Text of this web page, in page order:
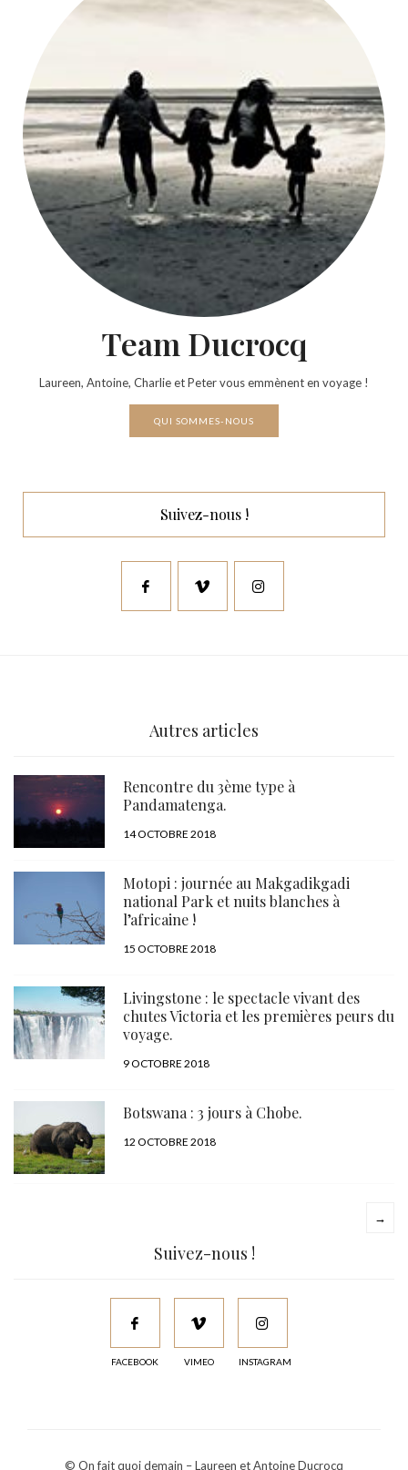
Team Ducrocq
Laureen, Antoine, Charlie et Peter vous emmènent en voyage !
QUI SOMMES-NOUS
Suivez-nous !
Autres articles
Rencontre du 3ème type à
Pandamatenga.
PUBLIÉ
14 OCTOBRE 2018
Motopi : journée au Makgadikgadi
national Park et nuits blanches à
l’africaine !
PUBLIÉ
15 OCTOBRE 2018
Livingstone : le spectacle vivant des
chutes Victoria et les premières peurs du
voyage.
PUBLIÉ
9 OCTOBRE 2018
Botswana : 3 jours à Chobe.
PUBLIÉ
12 OCTOBRE 2018
→
Suivez-nous !
FACEBOOK VIMEO INSTAGRAM
© On fait quoi demain – Laureen et Antoine Ducrocq